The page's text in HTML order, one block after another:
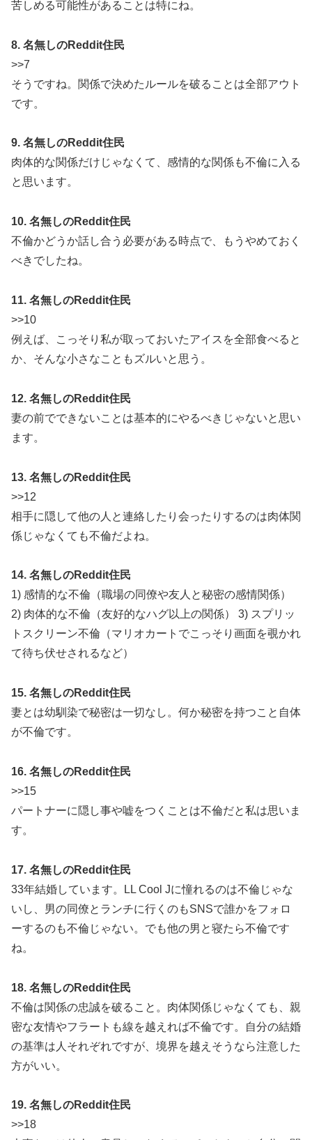
苦しめる可能性があることは特にね。
8. 名無しのReddit住民
>>7
そうですね。関係で決めたルールを破ることは全部アウト
です。
9. 名無しのReddit住民
肉体的な関係だけじゃなくて、感情的な関係も不倫に入る
と思います。
10. 名無しのReddit住民
不倫かどうか話し合う必要がある時点で、もうやめておく
べきでしたね。
11. 名無しのReddit住民
>>10
例えば、こっそり私が取っておいたアイスを全部食べると
か、そんな小さなこともズルいと思う。
12. 名無しのReddit住民
妻の前でできないことは基本的にやるべきじゃないと思い
ます。
13. 名無しのReddit住民
>>12
相手に隠して他の人と連絡したり会ったりするのは肉体関
係じゃなくても不倫だよね。
14. 名無しのReddit住民
1) 感情的な不倫（職場の同僚や友人と秘密の感情関係）
2) 肉体的な不倫（友好的なハグ以上の関係） 3) スプリッ
トスクリーン不倫（マリオカートでこっそり画面を覗かれ
て待ち伏せされるなど）
15. 名無しのReddit住民
妻とは幼馴染で秘密は一切なし。何か秘密を持つこと自体
が不倫です。
16. 名無しのReddit住民
>>15
パートナーに隠し事や嘘をつくことは不倫だと私は思いま
す。
17. 名無しのReddit住民
33年結婚しています。LL Cool Jに憧れるのは不倫じゃな
いし、男の同僚とランチに行くのもSNSで誰かをフォロ
ーするのも不倫じゃない。でも他の男と寝たら不倫です
ね。
18. 名無しのReddit住民
不倫は関係の忠誠を破ること。肉体関係じゃなくても、親
密な友情やフラートも線を越えれば不倫です。自分の結婚
の基準は人それぞれですが、境界を越えそうなら注意した
方がいい。
19. 名無しのReddit住民
>>18